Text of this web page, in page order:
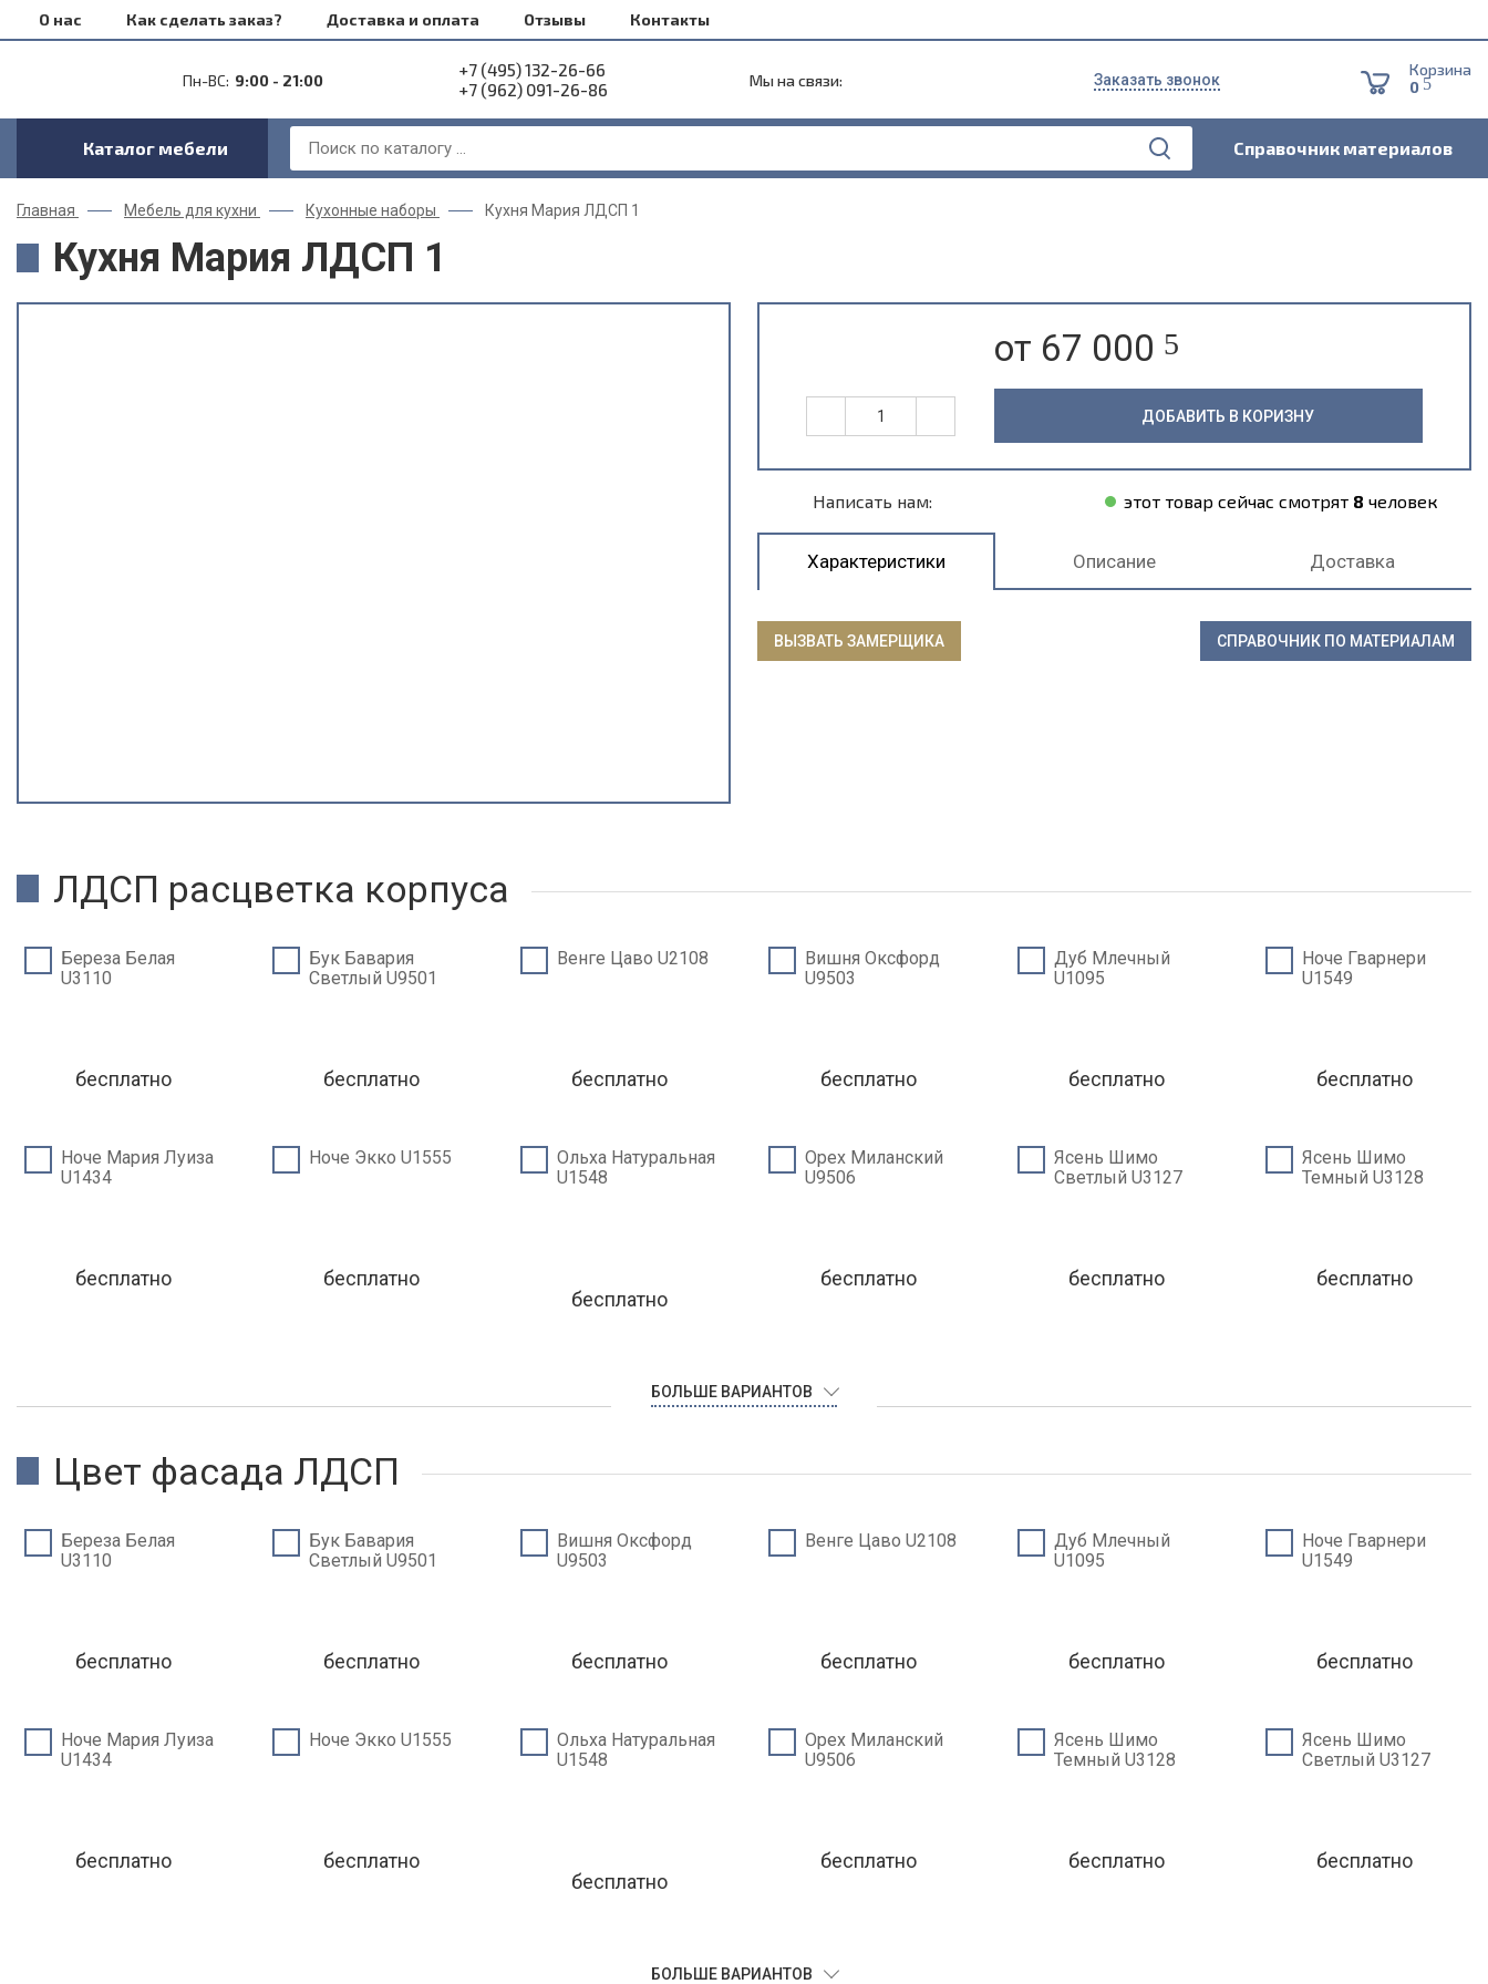
О нас Как сделать заказ? Доставка и оплата Отзывы Контакты
Пн-ВС: 9:00 - 21:00
+7 (495) 132-26-66
+7 (962) 091-26-86
Мы на связи: Заказать звонок
Корзина
0 5
Каталог мебели Справочник материалов
Главная Мебель для кухни Кухонные наборы Кухня Мария ЛДСП 1
Кухня Мария ЛДСП 1
от 67 000 5
ДОБАВИТЬ В КОРИЗНУ
Написать нам: этот товар сейчас смотрят 8 человек
Характеристики Описание Доставка
ВЫЗВАТЬ ЗАМЕРЩИКА СПРАВОЧНИК ПО МАТЕРИАЛАМ
ЛДСП расцветка корпуса
Береза Белая
U3110
бесплатно
Бук Бавария
Светлый U9501
бесплатно
Венге Цаво U2108
бесплатно
Вишня Оксфорд
U9503
бесплатно
Дуб Млечный
U1095
бесплатно
Ноче Гварнери
U1549
бесплатно
Ноче Мария Луиза
U1434
бесплатно
Ноче Экко U1555
бесплатно
Ольха Натуральная
U1548
бесплатно
Орех Миланский
U9506
бесплатно
Ясень Шимо
Светлый U3127
бесплатно
Ясень Шимо
Темный U3128
бесплатно
БОЛЬШЕ ВАРИАНТОВ
Цвет фасада ЛДСП
Береза Белая
U3110
бесплатно
Бук Бавария
Светлый U9501
бесплатно
Вишня Оксфорд
U9503
бесплатно
Венге Цаво U2108
бесплатно
Дуб Млечный
U1095
бесплатно
Ноче Гварнери
U1549
бесплатно
Ноче Мария Луиза
U1434
бесплатно
Ноче Экко U1555
бесплатно
Ольха Натуральная
U1548
бесплатно
Орех Миланский
U9506
бесплатно
Ясень Шимо
Темный U3128
бесплатно
Ясень Шимо
Светлый U3127
бесплатно
БОЛЬШЕ ВАРИАНТОВ